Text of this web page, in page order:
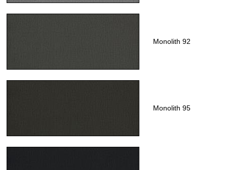
Monolith 92
Monolith 95